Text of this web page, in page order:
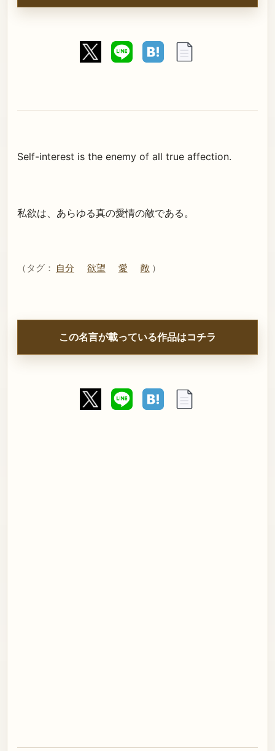
Self-interest is the enemy of all true affection.
私欲は、あらゆる真の愛情の敵である。
（タグ： 自分 欲望 愛 敵 ）
この名言が載っている作品はコチラ